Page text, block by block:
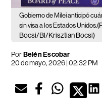
Gobierno de Milei anticipó
sin visa a los Estados Unidos.
Bocsi/Bl/Krisztian Bocsi)
PorBelén Escobar
20 de mayo, 2026 | 02:32 PM